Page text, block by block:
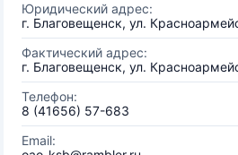
Юридический адрес:
г. Благовещенск, ул.
Фактический адрес:
г. Благовещенск, ул.
Телефон:
8 (41656) 57-683
Email: